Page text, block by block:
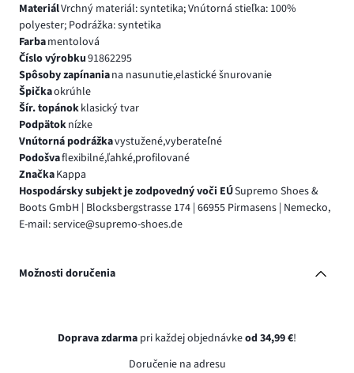
MateriálVrchný materiál: syntetika; Vnútorná stieľka: 100%
polyester; Podrážka: syntetika
Farbamentolová
Číslo výrobku91862295
Spôsoby zapínaniana nasunutie,elastické šnurovanie
Špičkaokrúhle
Šír. topánokklasický tvar
Podpätoknízke
Vnútorná podrážkavystužené,vyberateľné
Podošvaflexibilné,ľahké,profilované
ZnačkaKappa
Hospodársky subjekt je zodpovedný voči EÚSupremo Shoes &
Boots GmbH | Blocksbergstrasse 174 | 66955 Pirmasens | Nemecko,
E-mail: service@supremo-shoes.de
Možnosti doručenia
Doprava zdarma pri každej objednávkeod 34,99 €!
Doručenie na adresu